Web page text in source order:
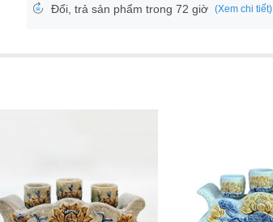
Đổi, trả sản phẩm trong 72 giờ (Xem chi tiết)